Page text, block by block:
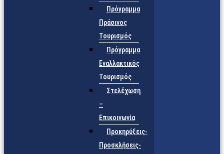
Πρόγραμμα
Πράσινος
Τουρισμός
Πρόγραμμα
Εναλλακτικός
Τουρισμός
Στελέχωση
–
Επικοινωνία
Προκηρύξεις-
Προσκλήσεις-